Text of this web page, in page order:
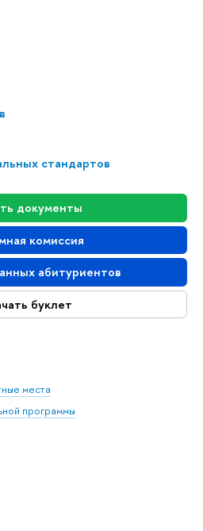
стандартов
документы
комиссия
абитуриентов
буклет
места
программы